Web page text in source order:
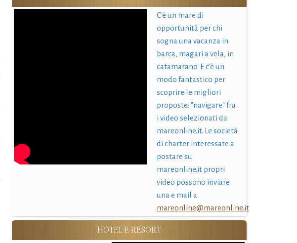
C'è un mare di
opportunità per chi
sogna una vacanza in
barca, magari a vela, in
catamarano. E c'è un
modo fantastico per
scoprire le migliori
proposte: "navigare" fra
i video selezionati da
mareonline.it. Le società
di charter interessate a
postare su
mareonline.it propri
video possono inviare
una e mail a
mareonline@mareonline.it
HOTEL E RESORT